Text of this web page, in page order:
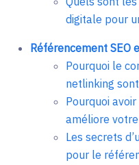
digitale pour
Référencement SEO
Pourquoi le
netlinking
Pourquoi
améliore votre
Les secrets
pour le